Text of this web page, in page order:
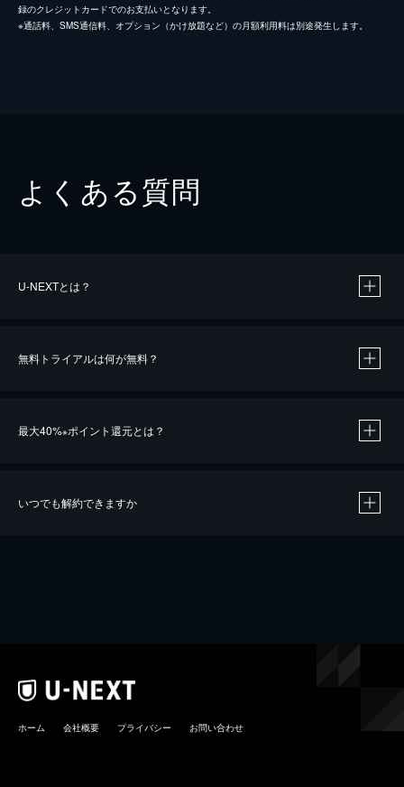
録のクレジットカードでのお支払いとなります。
※通話料、SMS通信料、オプション（かけ放題など）の月額利用料は別途発生します。
よくある質問
U-NEXTとは？
無料トライアルは何が無料？
最大40%※ポイント還元とは？
いつでも解約できますか
ホーム 会社概要 プライバシー お問い合わせ